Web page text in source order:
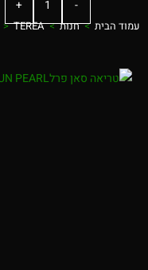
-
+
עמוד הבית > חנות >
> TEREA